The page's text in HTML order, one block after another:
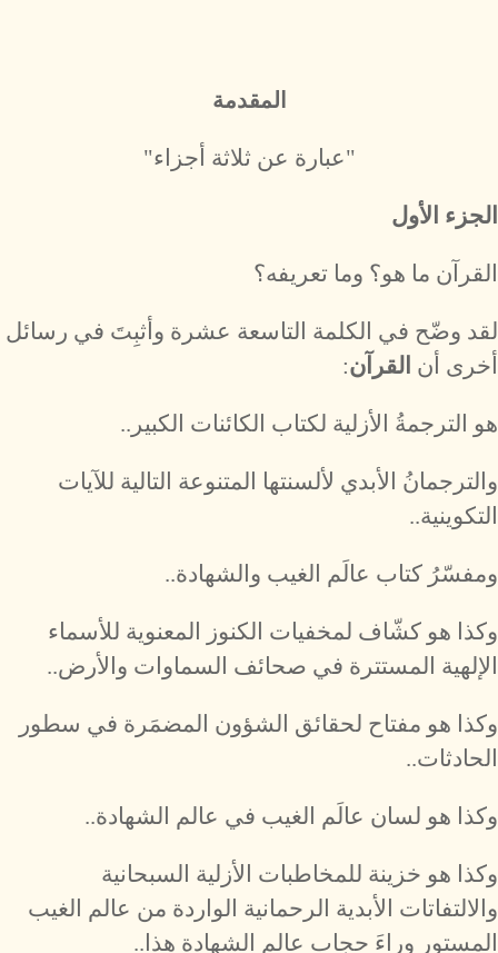
المقدمة
"عبارة عن ثلاثة أجزاء"
الجزء الأول
القرآن ما هو؟ وما تعريفه؟
لقد وضّح في الكلمة التاسعة عشرة وأثبِتَ في رسائل
أخرى أن القرآن:
هو الترجمةُ الأزلية لكتاب الكائنات الكبير..
والترجمانُ الأبدي لألسنتها المتنوعة التالية للآيات
التكوينية..
ومفسّرُ كتاب عالَم الغيب والشهادة..
وكذا هو كشّاف لمخفيات الكنوز المعنوية للأسماء
الإلهية المستترة في صحائف السماوات والأرض..
وكذا هو مفتاح لحقائق الشؤون المضمَرة في سطور
الحادثات..
وكذا هو لسان عالَم الغيب في عالم الشهادة..
وكذا هو خزينة للمخاطبات الأزلية السبحانية
والالتفاتات الأبدية الرحمانية الواردة من عالم الغيب
المستور وراءَ حجاب عالم الشهادة هذا..